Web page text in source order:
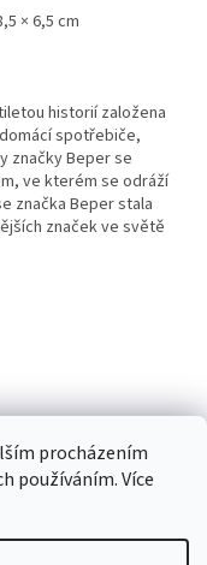
procházením
používáním. Více
× 6,5 cm
historií založena
spotřebiče,
značky Beper se
ve kterém se odráží
značka Beper stala
značek ve světě